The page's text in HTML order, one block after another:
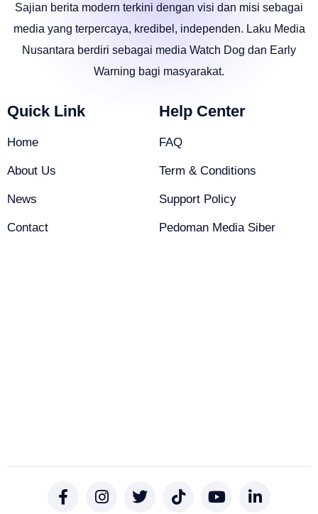
Sajian berita modern terkini dengan visi dan misi sebagai
media yang terpercaya, kredibel, independen. Laku Media
Nusantara berdiri sebagai media Watch Dog dan Early
Warning bagi masyarakat.
Quick Link
Home
About Us
News
Contact
Help Center
FAQ
Term & Conditions
Support Policy
Pedoman Media Siber